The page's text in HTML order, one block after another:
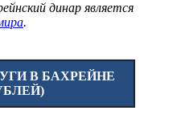
динар является
.
В БАХРЕЙНЕ